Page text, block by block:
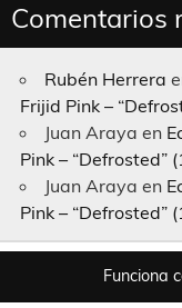
Comentarios
Rubén Herrera
Frijid Pink –
Juan Araya en
Pink – “Defrosted”
Juan Araya en
Pink – “Defrosted”
Funciona